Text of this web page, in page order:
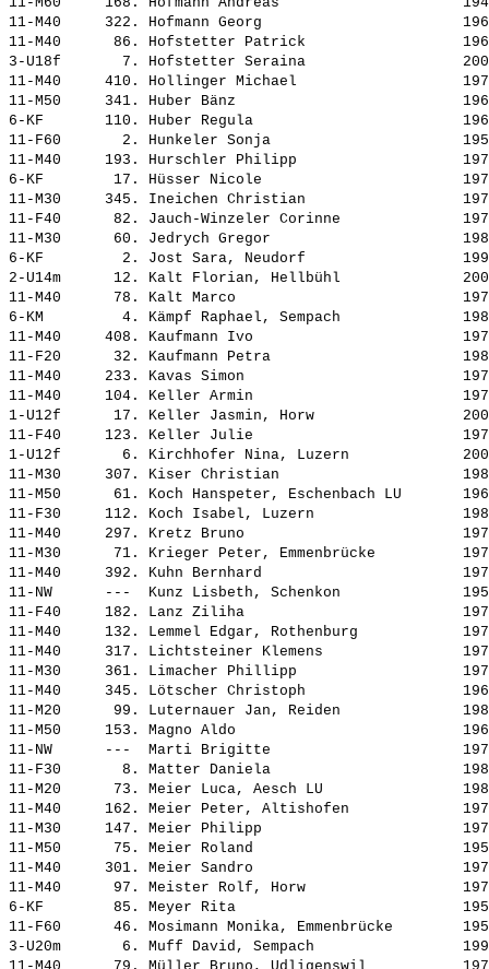
11-M40     322. Hofmann Georg
11-M40      86. Hofstetter Patrick
3-U18f       7. Hofstetter Seraina
11-M40     410. Hollinger Michael
11-M50     341. Huber Bänz
6-KF       110. Huber Regula
11-F60       2. Hunkeler Sonja
11-M40     193. Hurschler Philipp
6-KF        17. Hüsser Nicole
11-M30     345. Ineichen Christian
11-F40      82. Jauch-Winzeler Corinne
11-M30      60. Jedrych Gregor
6-KF         2. Jost Sara, Neudorf
2-U14m      12. Kalt Florian, Hellbühl
11-M40      78. Kalt Marco
6-KM         4. Kämpf Raphael, Sempach
11-M40     408. Kaufmann Ivo
11-F20      32. Kaufmann Petra
11-M40     233. Kavas Simon
11-M40     104. Keller Armin
1-U12f      17. Keller Jasmin, Horw
11-F40     123. Keller Julie
1-U12f       6. Kirchhofer Nina, Luzern
11-M30     307. Kiser Christian
11-M50      61. Koch Hanspeter, Eschenbach LU
11-F30     112. Koch Isabel, Luzern
11-M40     297. Kretz Bruno
11-M30      71. Krieger Peter, Emmenbrücke
11-M40     392. Kuhn Bernhard
11-NW      --- Kunz Lisbeth, Schenkon
11-F40     182. Lanz Ziliha
11-M40     132. Lemmel Edgar, Rothenburg
11-M40     317. Lichtsteiner Klemens
11-M30     361. Limacher Phillipp
11-M40     345. Lötscher Christoph
11-M20      99. Luternauer Jan, Reiden
11-M50     153. Magno Aldo
11-NW      --- Marti Brigitte
11-F30       8. Matter Daniela
11-M20      73. Meier Luca, Aesch LU
11-M40     162. Meier Peter, Altishofen
11-M30     147. Meier Philipp
11-M50      75. Meier Roland
11-M40     301. Meier Sandro
11-M40      97. Meister Rolf, Horw
6-KF        85. Meyer Rita
11-F60      46. Mosimann Monika, Emmenbrücke
3-U20m       6. Muff David, Sempach